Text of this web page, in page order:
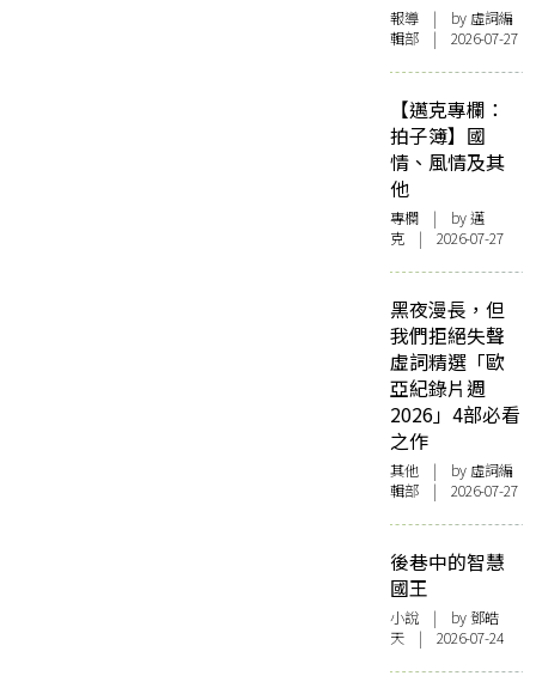
報導 | by 虛詞編
輯部 | 2026-07-27
【邁克專欄：
拍子簿】國
情、風情及其
他
專欄 | by邁
克 | 2026-07-27
黑夜漫長，但
我們拒絕失聲
虛詞精選「歐
亞紀錄片週
2026」4部必看
之作
其他 | by 虛詞編
輯部 | 2026-07-27
後巷中的智慧
國王
小說 | by 鄧皓
天 | 2026-07-24